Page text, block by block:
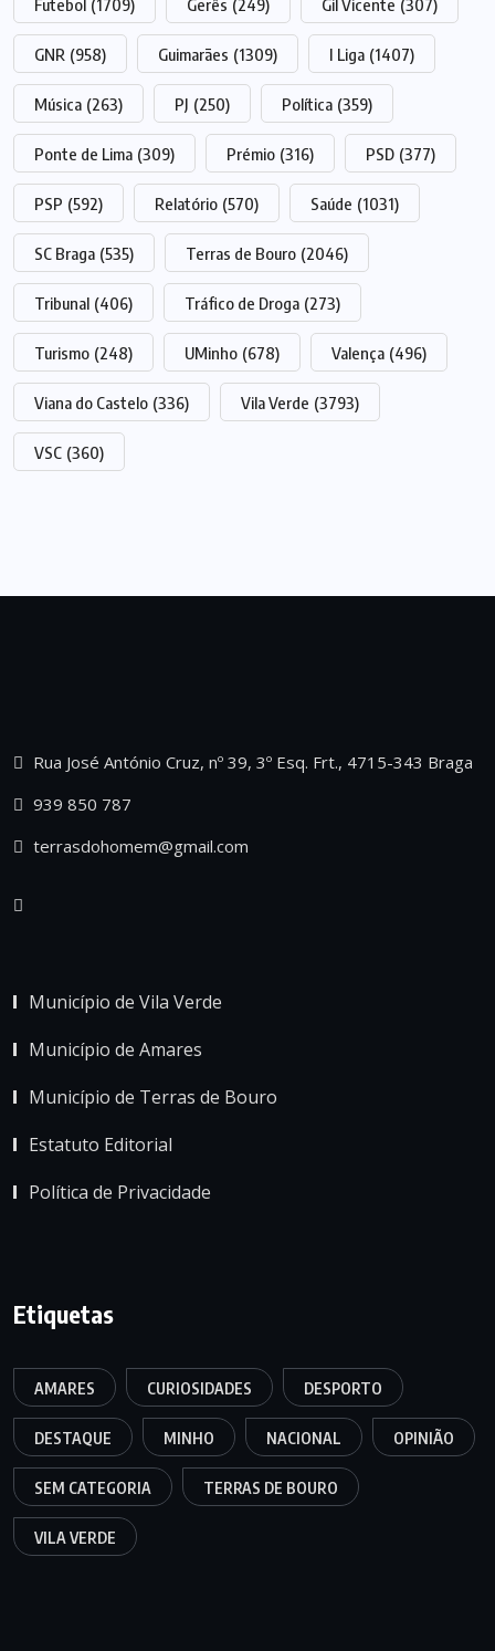
Futebol (1709) Gerês (249) Gil Vicente (307)
GNR (958) Guimarães (1309) I Liga (1407)
Música (263) PJ (250) Política (359)
Ponte de Lima (309) Prémio (316) PSD (377)
PSP (592) Relatório (570) Saúde (1031)
SC Braga (535) Terras de Bouro (2046)
Tribunal (406) Tráfico de Droga (273)
Turismo (248) UMinho (678) Valença (496)
Viana do Castelo (336) Vila Verde (3793)
VSC (360)
Rua José António Cruz, nº 39, 3º Esq. Frt., 4715-343 Braga
939 850 787
terrasdohomem@gmail.com
Município de Vila Verde
Município de Amares
Município de Terras de Bouro
Estatuto Editorial
Política de Privacidade
Etiquetas
AMARES CURIOSIDADES DESPORTO
DESTAQUE MINHO NACIONAL OPINIÃO
SEM CATEGORIA TERRAS DE BOURO
VILA VERDE